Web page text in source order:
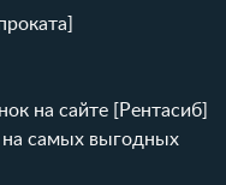
на сайте [Рентасиб]
самых выгодных